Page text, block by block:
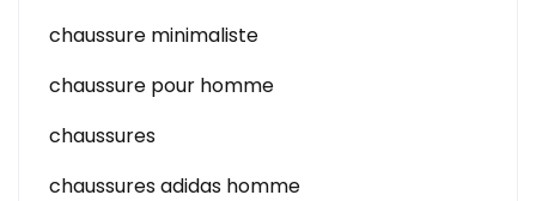
chaussure minimaliste
chaussure pour homme
chaussures
chaussures adidas homme